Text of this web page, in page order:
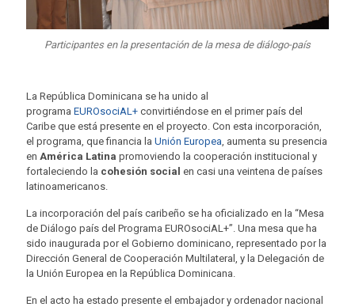
Participantes en la presentación de la mesa de diálogo-país
La República Dominicana se ha unido al
programa EUROsociAL+ convirtiéndose en el primer país del
Caribe que está presente en el proyecto. Con esta incorporación,
el programa, que financia la Unión Europea , aumenta su presencia
en América Latina promoviendo la cooperación institucional y
fortaleciendo la cohesión social en casi una veintena de países
latinoamericanos.
La incorporación del país caribeño se ha oficializado en la “Mesa
de Diálogo país del Programa EUROsociAL+’’. Una mesa que ha
sido inaugurada por el Gobierno dominicano, representado por la
Dirección General de Cooperación Multilateral, y la Delegación de
la Unión Europea en la República Dominicana.
En el acto ha estado presente el embajador y ordenador nacional